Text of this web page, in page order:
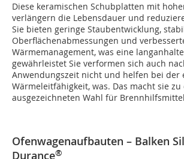
Diese keramischen Schubplatten mit
verlängern die Lebensdauer und
Sie bieten geringe Staubentwicklung,
Oberflächenabmessungen und
Wärmemanagement, was eine
gewährleistet Sie verformen sich auch
Anwendungszeit nicht und helfen bei der
Wärmeleitfähigkeit, was. Das macht sie
ausgezeichneten Wahl für
Ofenwagenaufbauten – Balken
Durance®